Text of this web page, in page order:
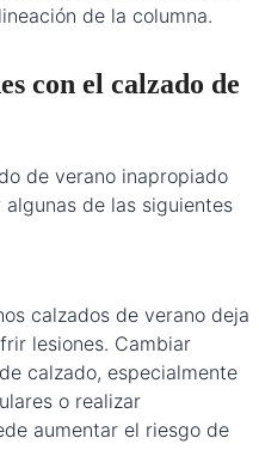
de la columna.
con el calzado de
de verano inapropiado
de las siguientes
calzados de verano deja
lesiones. Cambiar
calzado, especialmente
o realizar
aumentar el riesgo de